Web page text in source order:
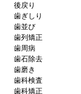
後戻り
歯ぎしり
歯並び
歯列矯正
歯周病
歯石除去
歯磨き
歯科検査
歯科矯正